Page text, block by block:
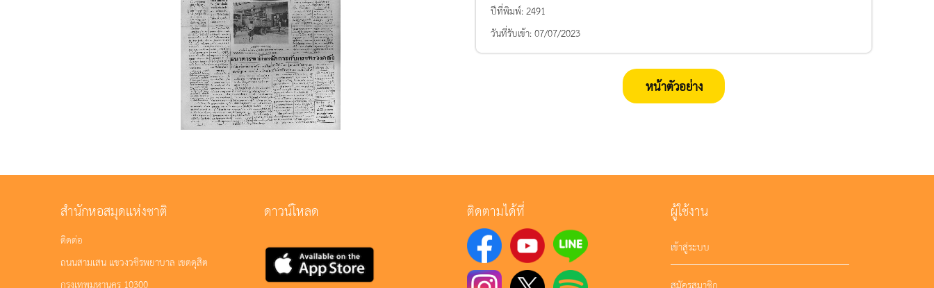
ปีที่พิมพ์:2491
วันที่รับเข้า:07/07/2023
หน้าตัวอย่าง
สำนักหอสมุดแห่งชาติ
ติดต่อ
ถนนสามเสน แขวงวชิรพยาบาล เขตดุสิต
กรุงเทพมหานคร 10300
ดาวน์โหลด ติดตามได้ที่ ผู้ใช้งาน
เข้าสู่ระบบ
สมัครสมาชิก